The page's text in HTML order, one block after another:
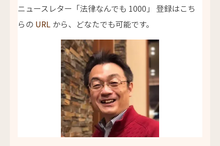
ニュースレター「法律なんでも 1000」 登録はこち
らの URL から、どなたでも可能です。